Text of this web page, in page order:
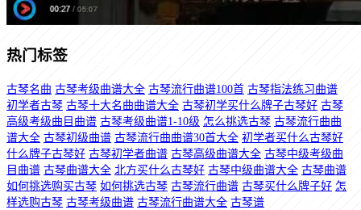
热门标签
古琴名曲 古琴考级曲谱大全 古琴流行曲谱100首 古琴指法练习曲谱
初学者古琴 古琴十大名曲曲谱大全 古琴初学买什么牌子古琴好 古琴
高级考级曲目曲谱 古琴考级曲谱1-10级 怎么挑选古琴 古琴流行曲曲
谱大全 古琴初级曲谱 古琴流行曲曲谱30首大全 初学者买什么古琴好
什么牌子古琴好 古琴初学者曲谱 古琴高级曲谱大全 古琴中级考级曲
目曲谱 古琴曲谱大全 北方买什么古琴好 古琴中级曲谱大全 古琴曲谱
如何挑选购买古琴 如何挑选古琴 古琴流行曲谱 古琴买什么牌子好 怎
样选购古琴 古琴考级曲谱 古琴流行曲谱大全 古琴谱